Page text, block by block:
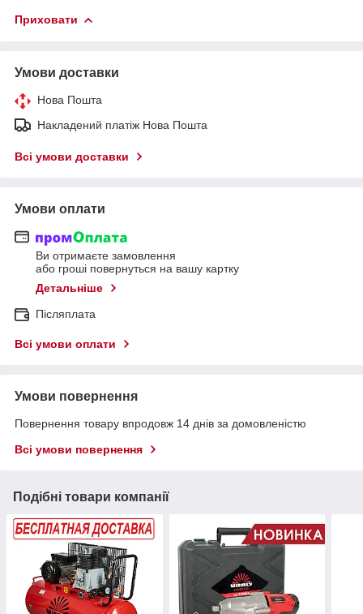
Приховати
Умови доставки
Нова Пошта
Накладений платіж Нова Пошта
Всі умови доставки
Умови оплати
Ви отримаєте замовлення
або гроші повернуться на вашу картку
Детальніше
Післяплата
Всі умови оплати
Умови повернення
Повернення товару впродовж 14 днів за домовленістю
Всі умови повернення
Подібні товари компанії